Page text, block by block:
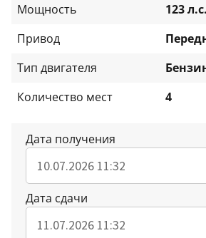
Мощность
123 л.с.
Привод
Тип двигателя
Количество мест
4
Дата получения
Дата сдачи